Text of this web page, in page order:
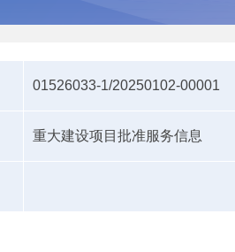
01526033-1/20250102-00001
重大建设项目批准服务信息